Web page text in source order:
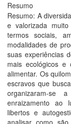
Resumo
Resumo: A
e valorizada
termos sociais,
modalidades de
suas experiências
mais ecológicos e
alimentar. Os
escravos que
organizaram-
enraizamento ao
libertos e
analisar como